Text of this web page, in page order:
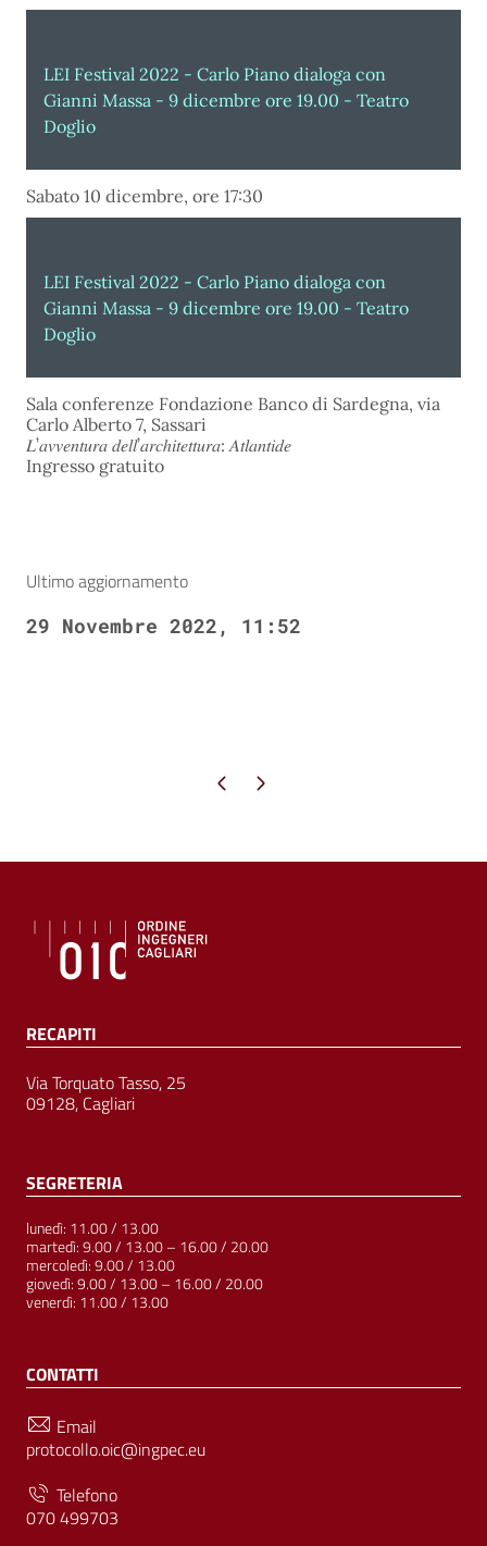
LEI Festival 2022 - Carlo Piano dialoga con
Gianni Massa - 9 dicembre ore 19.00 - Teatro
Doglio
Sabato 10 dicembre, ore 17:30
LEI Festival 2022 - Carlo Piano dialoga con
Gianni Massa - 9 dicembre ore 19.00 - Teatro
Doglio
Sala conferenze Fondazione Banco di Sardegna, via
Carlo Alberto 7, Sassari
𝐿’𝑎𝑣𝑣𝑒𝑛𝑡𝑢𝑟𝑎 𝑑𝑒𝑙𝑙’𝑎𝑟𝑐ℎ𝑖𝑡𝑒𝑡𝑡𝑢𝑟𝑎: 𝐴𝑡𝑙𝑎𝑛𝑡𝑖𝑑𝑒
Ingresso gratuito
Ultimo aggiornamento
29 Novembre 2022, 11:52
Pagina precedente
Pagina successiva
RECAPITI
Via Torquato Tasso, 25
09128, Cagliari
SEGRETERIA
lunedì: 11.00 / 13.00
martedì: 9.00 / 13.00 – 16.00 / 20.00
mercoledì: 9.00 / 13.00
giovedì: 9.00 / 13.00 – 16.00 / 20.00
venerdì: 11.00 / 13.00
CONTATTI
Email
protocollo.oic@ingpec.eu
Telefono
070 499703